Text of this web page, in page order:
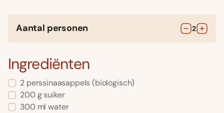
Aantal personen 2
Ingrediënten
2 perssinaasappels(biologisch)
200 g suiker
300 ml water